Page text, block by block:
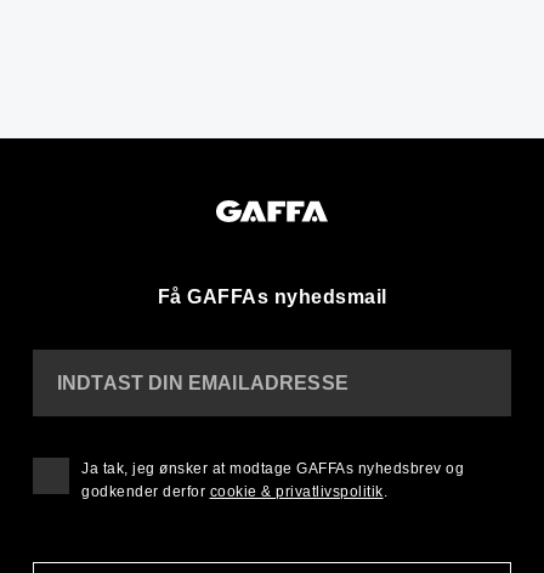
Få GAFFAs nyhedsmail
INDTAST DIN EMAILADRESSE
Ja tak, jeg ønsker at modtage GAFFAs nyhedsbrev og
godkender derfor cookie & privatlivspolitik.